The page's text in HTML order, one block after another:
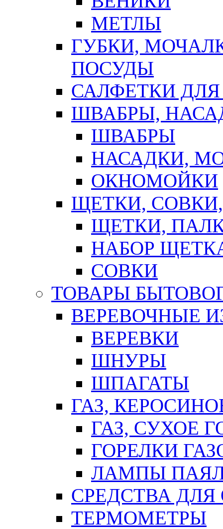
МЕТЛЫ
ГУБКИ,
ПОСУДЫ
САЛФЕТКИ
ШВАБРЫ,
ШВАБРЫ
НАСАДКИ,
ОКНОМОЙКИ
ЩЕТКИ,
ЩЕТКИ,
НАБОР
СОВКИ
ТОВАРЫ
ВЕРЕВОЧНЫЕ
ВЕРЕВКИ
ШНУРЫ
ШПАГАТЫ
ГАЗ,
ГАЗ, СУХОЕ
ГОРЕЛКИ
ЛАМПЫ
СРЕДСТВА
ТЕРМОМЕТРЫ